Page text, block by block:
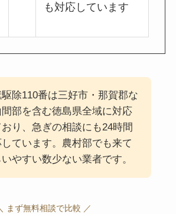
も対応しています
除110番は三好市・那賀郡な
間部を含む徳島県全域に対応
おり、急ぎの相談にも24時間
ています。農村部でも来て
いやすい数少ない業者です。
まず無料相談で比較 ／